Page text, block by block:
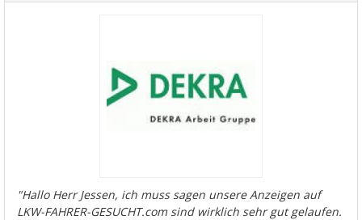
"Hallo Herr Jessen, ich muss sagen unsere Anzeigen auf
LKW-FAHRER-GESUCHT.com sind wirklich sehr gut gelaufen.